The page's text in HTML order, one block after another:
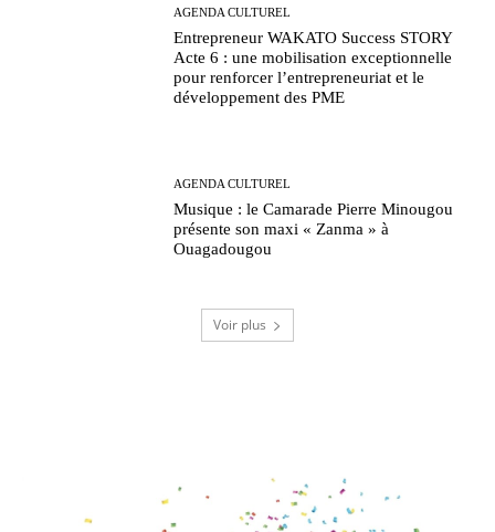
AGENDA CULTUREL
Entrepreneur WAKATO Success STORY
Acte 6 : une mobilisation exceptionnelle
pour renforcer l’entrepreneuriat et le
développement des PME
AGENDA CULTUREL
Musique : le Camarade Pierre Minougou
présente son maxi « Zanma » à
Ouagadougou
Voir plus